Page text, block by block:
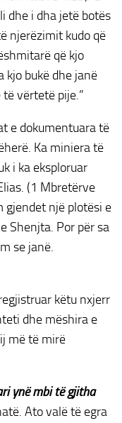
dhe i dha jetë botës
njerëzimit kudo që
që kjo
kjo bukë dhe janë
vërtetë pije.”
e dokumentuara të
Ka miniera të
i ka eksploruar
(1 Mbretërve
gjendet një plotësi e
Shenjta. Por për sa
se janë.
këtu nxjerr
dhe mëshira e
më të mirë
ynë mbi të gjitha
Ato valë të egra